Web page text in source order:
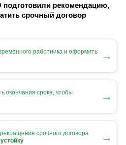
подготовили рекомендацию,
срочный договор
работника и оформить
→
окончания срока, чтобы
→
срочного договора
→